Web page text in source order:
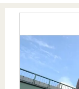
件
沿革
会社案内
ック版）